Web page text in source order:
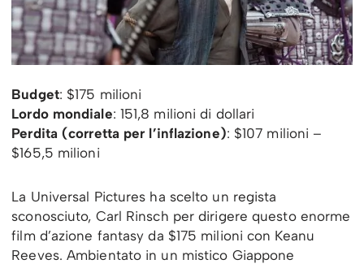
Budget: $175 milioni
Lordo mondiale: 151,8 milioni di dollari
Perdita (corretta per l’inflazione): $107 milioni –
$165,5 milioni
La Universal Pictures ha scelto un regista
sconosciuto, Carl Rinsch per dirigere questo enorme
film d’azione fantasy da $175 milioni con Keanu
Reeves. Ambientato in un mistico Giappone